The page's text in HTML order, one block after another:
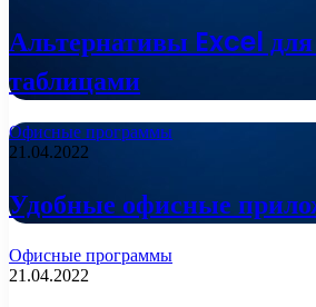
Альтернативы Excel
таблицами
Офисные программы
21.04.2022
Удобные офисные
Офисные программы
21.04.2022